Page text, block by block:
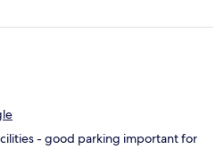
- good parking important for